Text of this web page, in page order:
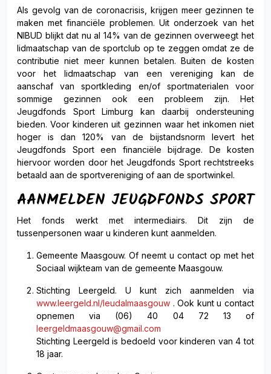
Als gevolg van de coronacrisis, krijgen meer gezinnen te
maken met financiële problemen. Uit onderzoek van het
NIBUD blijkt dat nu al 14% van de gezinnen overweegt het
lidmaatschap van de sportclub op te zeggen omdat ze de
contributie niet meer kunnen betalen. Buiten de kosten
voor het lidmaatschap van een vereniging kan de
aanschaf van sportkleding en/of sportmaterialen voor
sommige gezinnen ook een probleem zijn. Het
Jeugdfonds Sport Limburg kan daarbij ondersteuning
bieden. Voor kinderen uit gezinnen waar het inkomen niet
hoger is dan 120% van de bijstandsnorm levert het
Jeugdfonds Sport een financiële bijdrage. De kosten
hiervoor worden door het Jeugdfonds Sport rechtstreeks
betaald aan de sportvereniging of aan de sportwinkel.
AANMELDEN JEUGDFONDS SPORT
Het fonds werkt met intermediairs. Dit zijn de
tussenpersonen waar u kinderen kunt aanmelden.
Gemeente Maasgouw. Of neemt u contact op met het
Sociaal wijkteam van de gemeente Maasgouw.
Stichting Leergeld. U kunt zich aanmelden via
www.leergeld.nl/leudalmaasgouw . Ook kunt u contact
opnemen via (06) 40 04 72 13 of
leergeldmaasgouw@gmail.com
Stichting Leergeld is bedoeld voor kinderen van 4 tot
18 jaar.